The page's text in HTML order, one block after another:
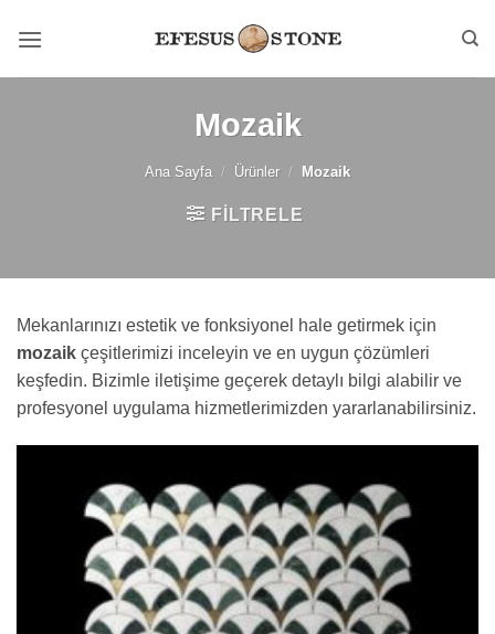
atla
Mozaik
Ana Sayfa / Ürünler / Mozaik
FILTRELE
Mekanlarınızı estetik ve fonksiyonel hale getirmek için
mozaik çeşitlerimizi inceleyin ve en uygun çözümleri
keşfedin. Bizimle iletişime geçerek detaylı bilgi alabilir ve
profesyonel uygulama hizmetlerimizden yararlanabilirsiniz.